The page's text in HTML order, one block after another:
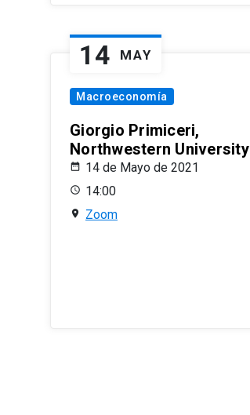
14 MAY
Macroeconomía
Giorgio Primiceri,
Northwestern University
14 de Mayo de 2021
14:00
Zoom